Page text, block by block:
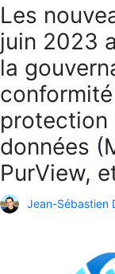
Les
juin 2023
la
protection
données
PurView,
Jean-Sébastien